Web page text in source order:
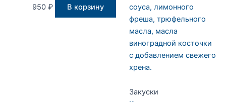
950 ₽ В корзину
соуса, лимонного
фреша, трюфельного
масла, масла
виноградной косточки
с добавлением свежего
хрена.
Закуски